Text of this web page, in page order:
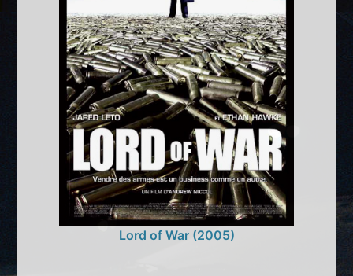
Lord of War (2005)